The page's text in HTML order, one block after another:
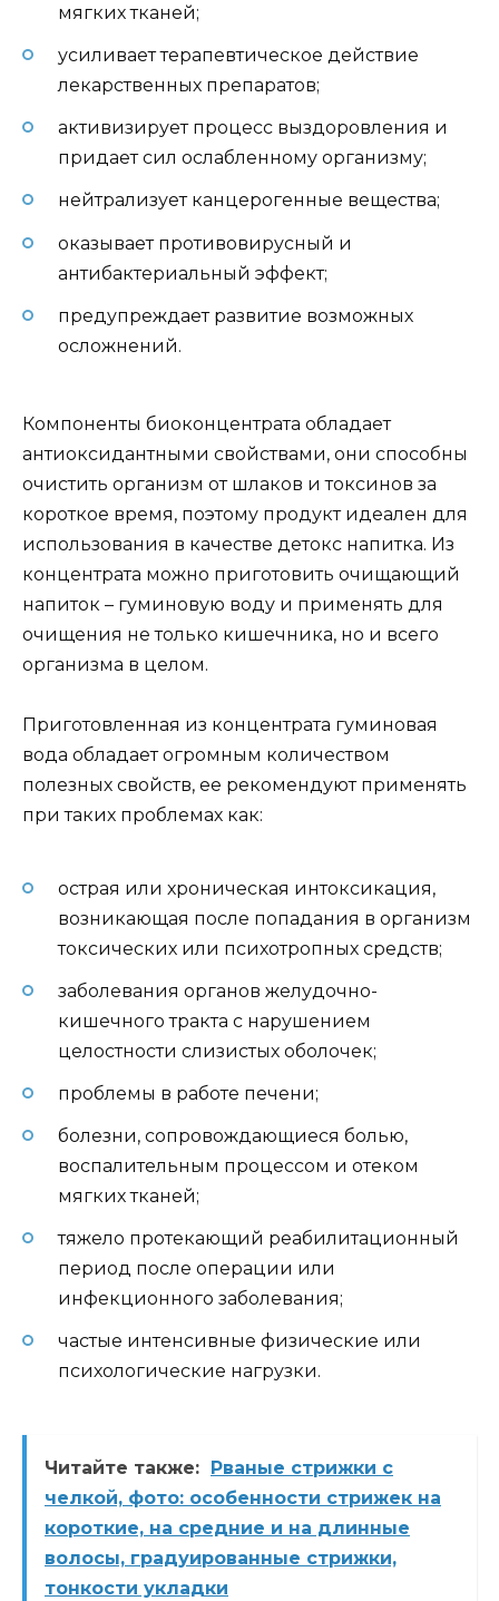
мягких тканей;
усиливает терапевтическое действие
лекарственных препаратов;
активизирует процесс выздоровления и
придает сил ослабленному организму;
нейтрализует канцерогенные вещества;
оказывает противовирусный и
антибактериальный эффект;
предупреждает развитие возможных
осложнений.
Компоненты биоконцентрата обладает
антиоксидантными свойствами, они способны
очистить организм от шлаков и токсинов за
короткое время, поэтому продукт идеален для
использования в качестве детокс напитка. Из
концентрата можно приготовить очищающий
напиток – гуминовую воду и применять для
очищения не только кишечника, но и всего
организма в целом.
Приготовленная из концентрата гуминовая
вода обладает огромным количеством
полезных свойств, ее рекомендуют применять
при таких проблемах как:
острая или хроническая интоксикация,
возникающая после попадания в организм
токсических или психотропных средств;
заболевания органов желудочно-
кишечного тракта с нарушением
целостности слизистых оболочек;
проблемы в работе печени;
болезни, сопровождающиеся болью,
воспалительным процессом и отеком
мягких тканей;
тяжело протекающий реабилитационный
период после операции или
инфекционного заболевания;
частые интенсивные физические или
психологические нагрузки.
Читайте также: Рваные стрижки с
челкой, фото: особенности стрижек на
короткие, на средние и на длинные
волосы, градуированные стрижки,
тонкости укладки